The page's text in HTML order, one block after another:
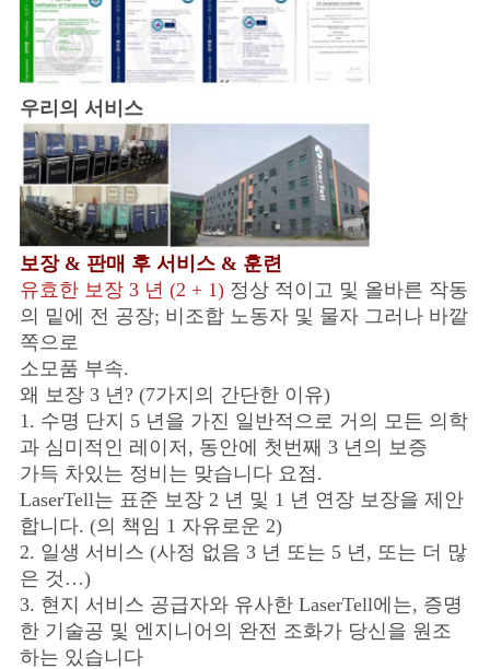
우리의 서비스
보장 & 판매 후 서비스 & 훈련
유효한 보장 3 년 (2 + 1)정상 적이고 및 올바른 작동
의 밑에 전 공장; 비조합 노동자 및 물자 그러나 바깥
쪽으로
소모품 부속.
왜 보장 3 년? (7가지의 간단한 이유)
1. 수명 단지 5 년을 가진 일반적으로 거의 모든 의학
과 심미적인 레이저, 동안에 첫번째 3 년의 보증
가득 차있는 정비는 맞습니다 요점.
LaserTell는 표준 보장 2 년 및 1 년 연장 보장을 제안
합니다. (의 책임 1 자유로운 2)
2. 일생 서비스 (사정 없음 3 년 또는 5 년, 또는 더 많
은 것…)
3. 현지 서비스 공급자와 유사한 LaserTell에는, 증명
한 기술공 및 엔지니어의 완전 조화가 당신을 원조
하는 있습니다